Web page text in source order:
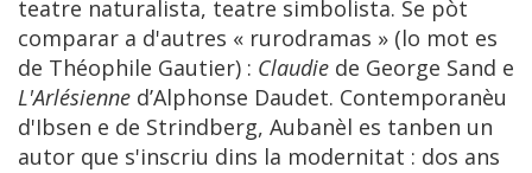
teatre naturalista, teatre simbolista. Se pòt
comparar a d'autres « rurodramas » (lo mot es
de Théophile Gautier) : Claudie de George Sand e
L'Arlésienne d’Alphonse Daudet. Contemporanèu
d'Ibsen e de Strindberg, Aubanèl es tanben un
autor que s'inscriu dins la modernitat : dos ans